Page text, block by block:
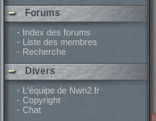
Forums
- Index des forums
- Liste des membres
- Recherche
Divers
- L'équipe de Nwn2.fr
- Copyright
- Chat